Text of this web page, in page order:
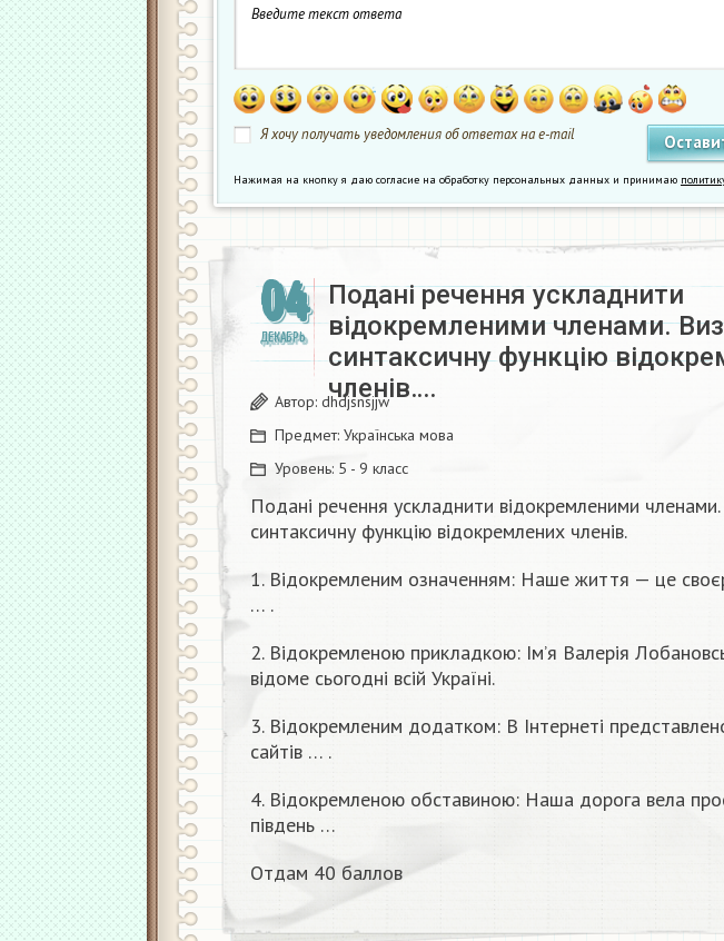
Я хочу получать уведомления об ответах на e-mail
Нажимая на кнопку я даю согласие на обработку персональных данных и принимаю
04
ДЕКАБРЬ
Подані речення ускладнити
відокремленими членами.
синтаксичну функцію
членів….
Автор: dhdjsnsjjw
Предмет: Українська мова
Уровень: 5 - 9 класс
Подані речення ускладнити відокремленими
синтаксичну функцію відокремлених членів.
1. Відокремленим означенням: Наше життя — це
… .
2. Відокремленою прикладкою: Ім’я Валерія
відоме сьогодні всій Україні.
3. Відокремленим додатком: В Інтернеті
сайтів … .
4. Відокремленою обставиною: Наша дорога вела
південь …
Отдам 40 баллов